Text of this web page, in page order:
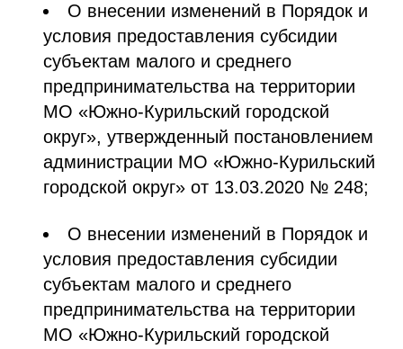
О внесении изменений в Порядок и
условия предоставления субсидии
субъектам малого и среднего
предпринимательства на территории
МО «Южно-Курильский городской
округ», утвержденный постановлением
администрации МО «Южно-Курильский
городской округ» от 13.03.2020 № 248;
О внесении изменений в Порядок и
условия предоставления субсидии
субъектам малого и среднего
предпринимательства на территории
МО «Южно-Курильский городской